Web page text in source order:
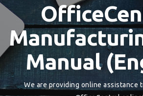
Manual
We are providing online assistance